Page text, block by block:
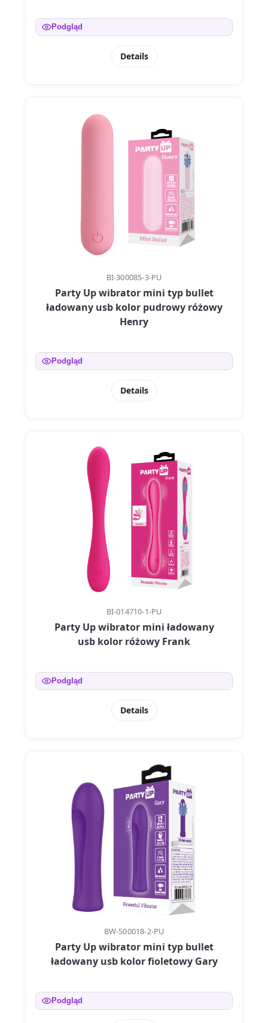
Podgląd
Details
BI-300085-3-PU
Party Up wibrator mini typ bullet
ładowany usb kolor pudrowy różowy
Henry
Podgląd
Details
BI-014710-1-PU
Party Up wibrator mini ładowany
usb kolor różowy Frank
Podgląd
Details
BW-500018-2-PU
Party Up wibrator mini typ bullet
ładowany usb kolor fioletowy Gary
Podgląd